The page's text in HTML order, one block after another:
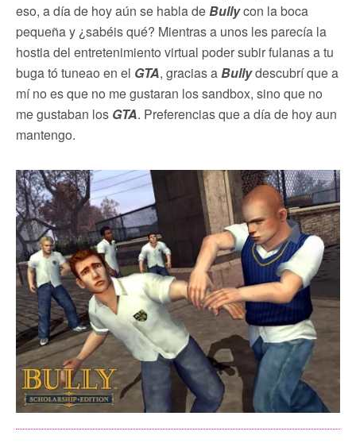
eso, a día de hoy aún se habla de Bullycon la boca
pequeña y ¿sabéis qué? Mientras a unos les parecía la
hostia del entretenimiento virtual poder subir fulanas a tu
buga tó tuneao en el GTA, gracias a Bullydescubrí que a
mí no es que no me gustaran los sandbox, sino que no
me gustaban los GTA. Preferencias que a día de hoy aun
mantengo.